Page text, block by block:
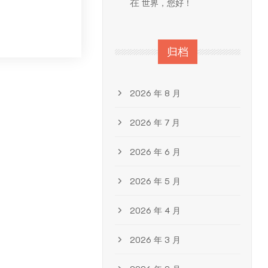
世界，您好！
归档
2026 年 8 月
2026 年 7 月
2026 年 6 月
2026 年 5 月
2026 年 4 月
2026 年 3 月